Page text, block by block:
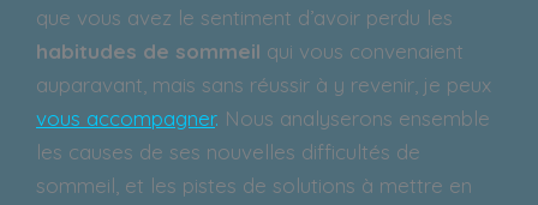
que vous avez le sentiment d’avoir perdu les
habitudes de sommeil qui vous convenaient
auparavant, mais sans réussir à y revenir, je peux
vous accompagner. Nous analyserons ensemble
les causes de ses nouvelles difficultés de
sommeil, et les pistes de solutions à mettre en